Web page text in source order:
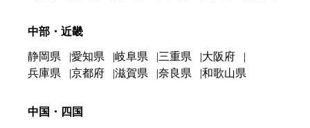
中部・近畿
静岡県 愛知県 岐阜県 三重県
大阪府
兵庫県
京都府 滋賀県 奈良県 和歌山県
中国・四国